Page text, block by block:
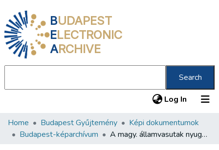
BUDAPEST
ELECTRONIC
ARCHIVE
Search
Log In (current)
Communities & Collections
Home Budapest Gyűjtemény
Képi dokumentumok
Budapest-képarchívum
A magy. államvasutak nyugdíjintézetének bérháza, Petschacher Gusztáv épitész kapu részlet = Pensionsfond-Gebäude der ung. Staatsbahnen : Thor-Detail, Architekt: Gustav Petschacher /